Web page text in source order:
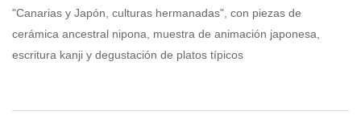
"Canarias y Japón, culturas hermanadas", con piezas de
cerámica ancestral nipona, muestra de animación japonesa,
escritura kanji y degustación de platos típicos